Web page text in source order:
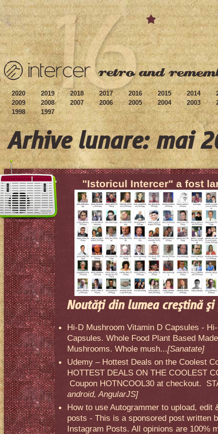
2020 2019 2018 2017 2016 2015 2014
2009
2008 2007 2006 2005 2004 2003
1998
1997
Arhive lunare: mai
"Istoricul Intercer" a fost
Noutăţi din lumea creştină
Hi-D Mushroom Vitamin D Capsules -
Capsules. Whole Food Plant Based
Mushrooms. Whole mush...[Sanatate]
Udemy – Hottest Deals on the Coolest
HOTTEST DEALS ON THE COOLEST
Coupon HOTNCOOL30 at checkout.
android, AngularJS]
How to use Autogrammer to upload, edit
posts - This is a sponsored post written
Instagram Posts. All opinions are 100%